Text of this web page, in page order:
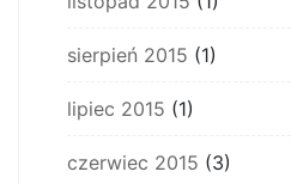
sierpień 2015 (1)
lipiec 2015 (1)
czerwiec 2015 (3)